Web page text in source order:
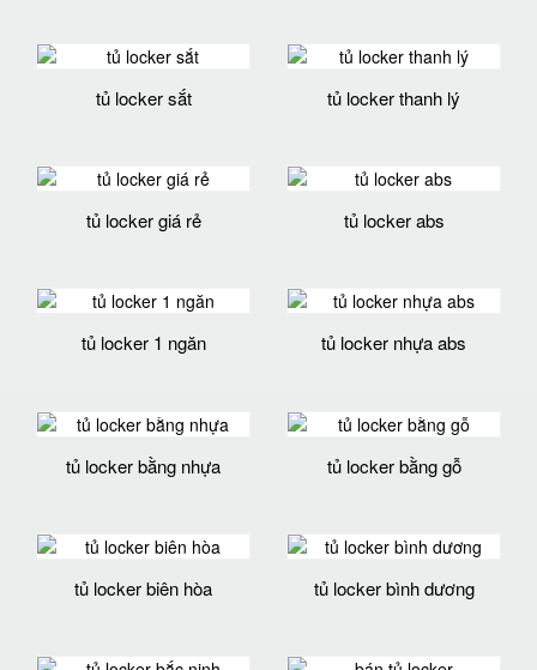
tủ locker sắt tủ locker thanh lý
tủ locker giá rẻ tủ locker abs
tủ locker 1 ngăn tủ locker nhựa abs
tủ locker bằng nhựa tủ locker bằng gỗ
tủ locker biên hòa tủ locker bình dương